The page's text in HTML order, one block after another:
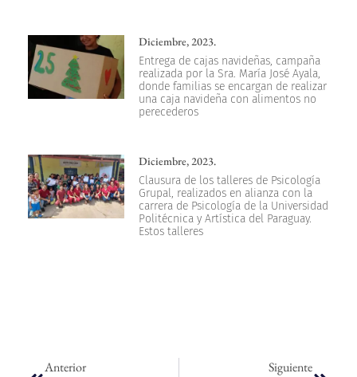
Diciembre, 2023.
Entrega de cajas navideñas, campaña
realizada por la Sra. María José Ayala,
donde familias se encargan de realizar
una caja navideña con alimentos no
perecederos
Diciembre, 2023.
Clausura de los talleres de Psicología
Grupal, realizados en alianza con la
carrera de Psicología de la Universidad
Politécnica y Artística del Paraguay.
Estos talleres
Anterior Siguiente